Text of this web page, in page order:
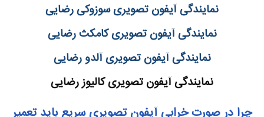
نمایندگی آیفون تصویری سوزوکی رضایی
نمایندگی آیفون تصویری کامکث رضایی
نمایندگی آیفون تصویری آلدو رضایی
نمایندگی آیفون تصویری کالیوز رضایی
چرا در صورت خرابی آیفون تصویری سریع باید تعمیر